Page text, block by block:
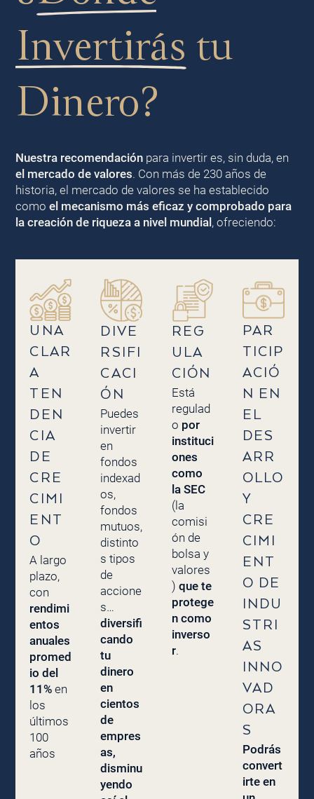
Invertirás tu
Dinero?
Nuestra recomendaciónpara invertir es, sin duda, en
el mercado de valores. Con más de 230 años de
historia, el mercado de valores se ha establecido
como el mecanismo más eficaz y comprobado para
la creación de riqueza a nivel mundial, ofreciendo:
UNA
CLAR
A
TEN
DEN
CIA
DE
CRE
CIMI
ENT
O
A largo
plazo,
con
rendimi
entos
anuales
promed
io del
11% en
los
últimos
100
años
DIVE
RSIFI
CACI
ÓN
Puedes
invertir
en
fondos
indexad
os,
fondos
mutuos,
distinto
s tipos
de
accione
s…
diversifi
cando
tu
dinero
en
cientos
de
empres
as,
disminu
yendo
REG
ULA
CIÓN
Está
regulad
o por
instituci
ones
como
la SEC
(la
comisi
ón de
bolsa y
valores
) que te
protege
n como
inverso
r.
PAR
TICIP
ACIÓ
N EN
EL
DES
ARR
OLLO
Y
CRE
CIMI
ENT
O DE
INDU
STRI
AS
INNO
VAD
ORA
S
Podrás
convert
irte en